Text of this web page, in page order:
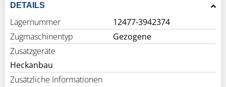
DETAILS
Lagernummer
12477-3942374
Zugmaschinentyp
Gezogene
Zusatzgeräte
Heckanbau
Zusätzliche Informationen